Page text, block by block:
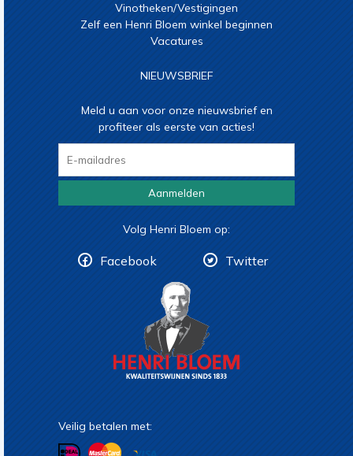
Vinotheken/Vestigingen
Zelf een Henri Bloem winkel beginnen
Vacatures
NIEUWSBRIEF
Meld u aan voor onze nieuwsbrief en
profiteer als eerste van acties!
Aanmelden
Volg Henri Bloem op:
Facebook Twitter
Veilig betalen met: